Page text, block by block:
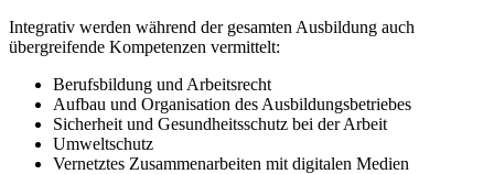
Integrativ werden während der gesamten Ausbildung auch
übergreifende Kompetenzen vermittelt:
Berufsbildung und Arbeitsrecht
Aufbau und Organisation des Ausbildungsbetriebes
Sicherheit und Gesundheitsschutz bei der Arbeit
Umweltschutz
Vernetztes Zusammenarbeiten mit digitalen Medien